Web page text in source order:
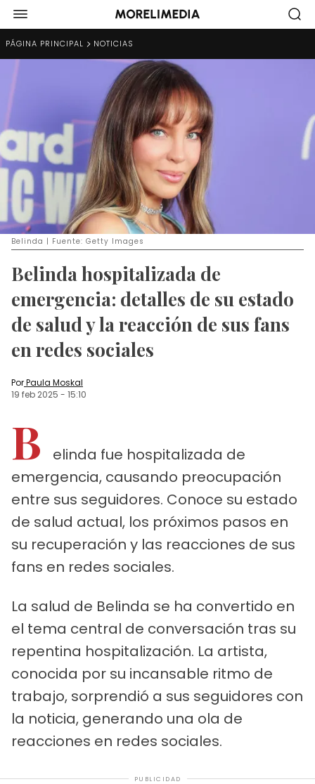
PÁGINA PRINCIPAL NOTICIAS
Belinda | Fuente: Getty Images
Belinda hospitalizada de
emergencia: detalles de su estado
de salud y la reacción de sus fans
en redes sociales
PorPaula Moskal
19 feb 2025 - 15:10
B
elinda fue hospitalizada de
emergencia, causando preocupación
entre sus seguidores. Conoce su estado
de salud actual, los próximos pasos en
su recuperación y las reacciones de sus
fans en redes sociales.
La salud de Belinda se ha convertido en
el tema central de conversación tras su
repentina hospitalización. La artista,
conocida por su incansable ritmo de
trabajo, sorprendió a sus seguidores con
la noticia, generando una ola de
reacciones en redes sociales.
PUBLICIDAD